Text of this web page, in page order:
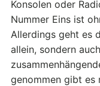
Konsolen oder
Nummer Eins ist
Allerdings geht es
allein, sondern
genommen gibt es